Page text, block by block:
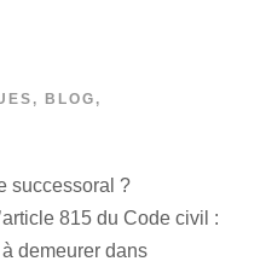
, BLOG ,
successoral ?
815 du Code civil :
demeurer dans